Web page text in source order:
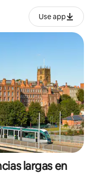
Use app
largas en